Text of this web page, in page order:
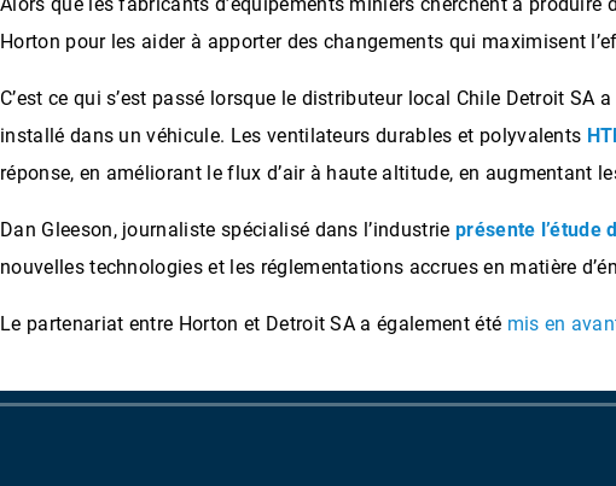
Horton pour les aider à apporter des changements qui maximisent
C’est ce qui s’est passé lorsque le distributeur local Chile Detroit
installé dans un véhicule. Les ventilateurs durables et polyvalents
réponse, en améliorant le flux d’air à haute altitude, en augmentant
Dan Gleeson, journaliste spécialisé dans l’industrie présente l’étude
nouvelles technologies et les réglementations accrues en matière
Le partenariat entre Horton et Detroit SA a également été mis en